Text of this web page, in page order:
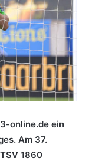
online.de ein
Am 37.
1860